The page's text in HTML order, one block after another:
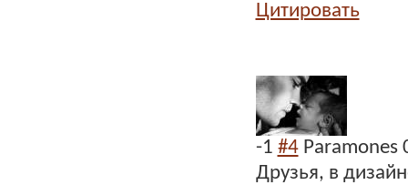
Цитировать
-1 #4 Paramones
Друзья, в